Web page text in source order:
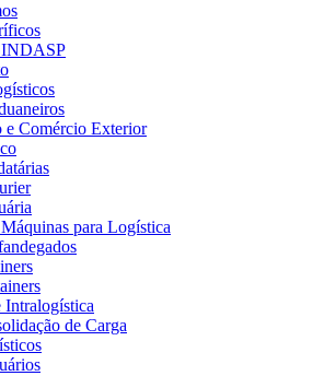
Comércio Exterior
para Logística
Intralogística
de Carga